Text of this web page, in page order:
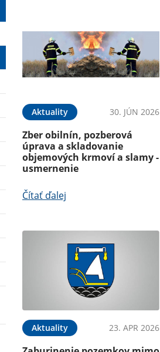
Aktuality 30. JÚN 2026
Zber obilnín, pozberová
úprava a skladovanie
objemových krmoví a slamy -
usmernenie
Čítať ďalej
Aktuality 23. APR 2026